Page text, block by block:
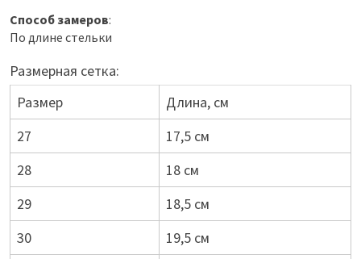
Способ замеров:
По длине стельки
Размерная сетка:
Размер
Длина, см
27
17,5 см
28
18 см
29
18,5 см
30
19,5 см